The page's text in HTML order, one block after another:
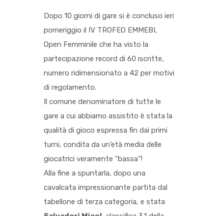
Dopo 10 giorni di gare si è concluso ieri
pomeriggio il IV TROFEO EMMEBI,
Open Femminile che ha visto la
partecipazione record di 60 iscritte,
numero ridimensionato a 42 per motivi
di regolamento.
Il comune denominatore di tutte le
gare a cui abbiamo assistito è stata la
qualità di gioco espressa fin dai primi
turni, condita da un’età media delle
giocatrici veramente “bassa”!
Alla fine a spuntarla, dopo una
cavalcata impressionante partita dal
tabellone di terza categoria, e stata